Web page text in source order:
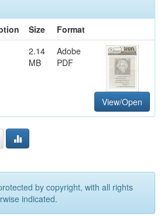
Size
Format
2.14
MB
Adobe
PDF
View/Open
by copyright, with all rights
indicated.